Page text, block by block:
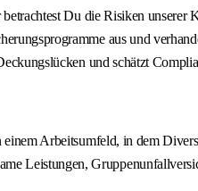
Du die Risiken
aus und
und schätzt
Arbeitsumfeld, in dem
Leistungen,